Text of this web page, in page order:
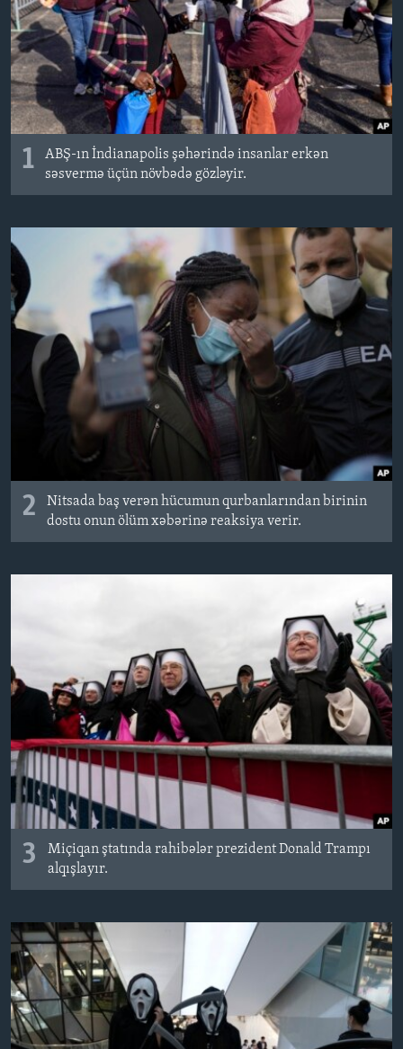
BIZI IZLƏYIN
Dillər
1
ABŞ-ın İndianapolis şəhərində insanlar erkən
səsvermə üçün növbədə gözləyir.
2
Nitsada baş verən hücumun qurbanlarından birinin
dostu onun ölüm xəbərinə reaksiya verir.
3
Miçiqan ştatında rahibələr prezident Donald Trampı
alqışlayır.